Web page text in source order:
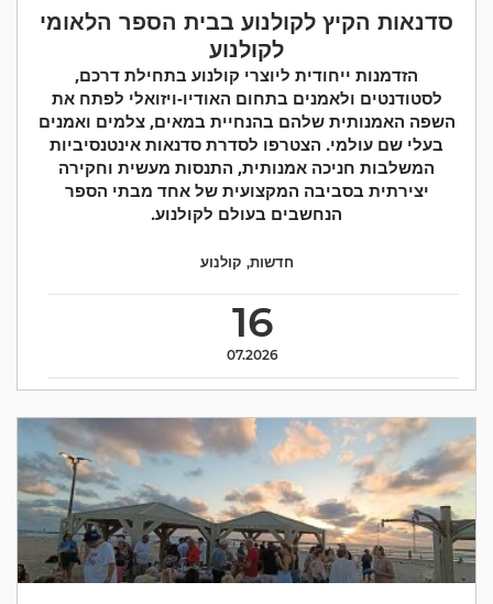
סדנאות הקיץ לקולנוע בבית הספר הלאומי
לקולנוע
הזדמנות ייחודית ליוצרי קולנוע בתחילת דרכם,
לסטודנטים ולאמנים בתחום האודיו-ויזואלי לפתח את
השפה האמנותית שלהם בהנחיית במאים, צלמים ואמנים
בעלי שם עולמי. הצטרפו לסדרת סדנאות אינטנסיביות
המשלבות חניכה אמנותית, התנסות מעשית וחקירה
יצירתית בסביבה המקצועית של אחד מבתי הספר
הנחשבים בעולם לקולנוע.
16
07.2026
חדשות, קולנוע